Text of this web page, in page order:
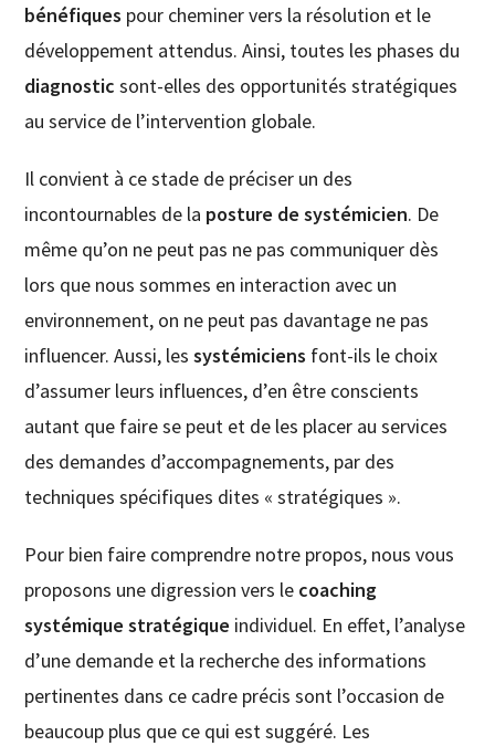
bénéfiques pour cheminer vers la résolution et le
développement attendus. Ainsi, toutes les phases du
diagnostic sont-elles des opportunités stratégiques
au service de l’intervention globale.
Il convient à ce stade de préciser un des
incontournables de la posture de systémicien. De
même qu’on ne peut pas ne pas communiquer dès
lors que nous sommes en interaction avec un
environnement, on ne peut pas davantage ne pas
influencer. Aussi, les systémiciens font-ils le choix
d’assumer leurs influences, d’en être conscients
autant que faire se peut et de les placer au services
des demandes d’accompagnements, par des
techniques spécifiques dites « stratégiques ».
Pour bien faire comprendre notre propos, nous vous
proposons une digression vers le coaching
systémique stratégique individuel. En effet, l’analyse
d’une demande et la recherche des informations
pertinentes dans ce cadre précis sont l’occasion de
beaucoup plus que ce qui est suggéré. Les